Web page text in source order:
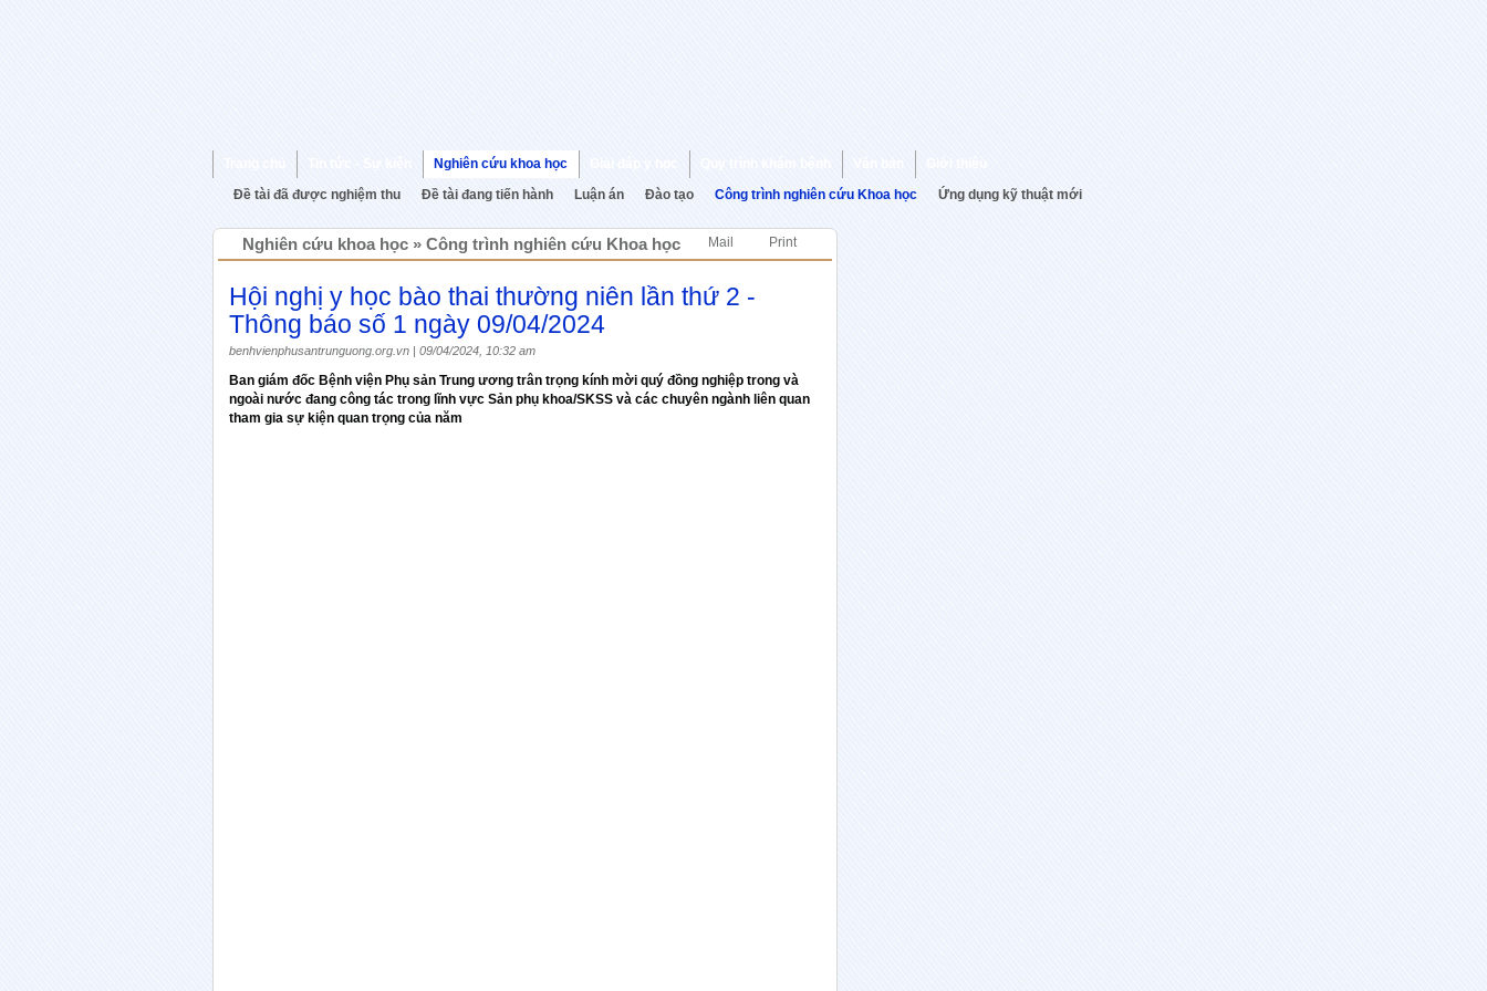
Trang chủ Tin tức - Sự kiện Nghiên cứu khoa học
Đề tài đã được nghiệm thu
Đề tài đang tiến hành Luận án Đào tạo Công trình nghiên cứu Khoa học Ứng dụng kỹ thuật mới
Nghiên cứu khoa học » Công trình nghiên cứu Khoa học Mail Print
Hội nghị y học bào thai thường niên lần thứ 2 -
Thông báo số 1 ngày 09/04/2024
benhvienphusantrunguong.org.vn | 09/04/2024, 10:32 am
Ban giám đốc Bệnh viện Phụ sản Trung ương trân trọng kính mời quý đồng nghiệp trong và
ngoài nước đang công tác trong lĩnh vực Sản phụ khoa/SKSS và các chuyên ngành liên quan
tham gia sự kiện quan trọng của năm